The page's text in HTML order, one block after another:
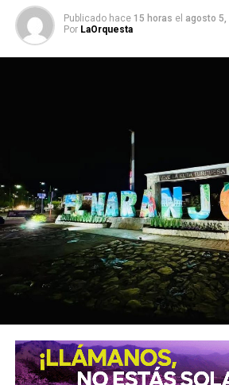
Publicado hace 15 horas el agosto 5,
Por LaOrquesta